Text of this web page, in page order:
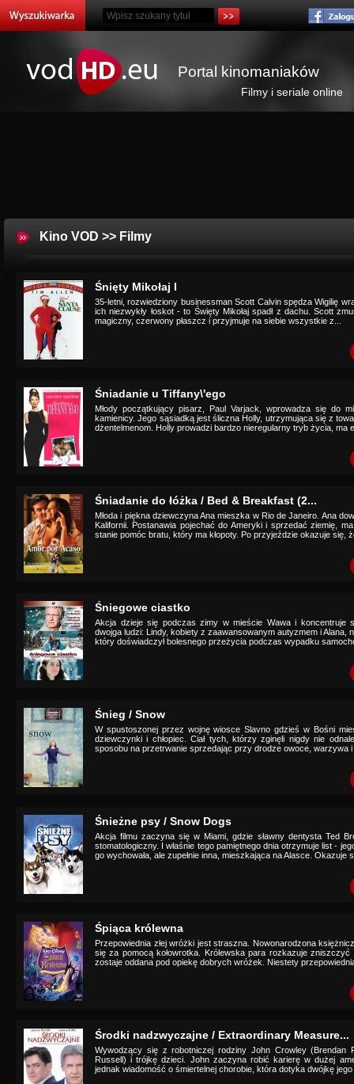
Portal kinomaniaków
Filmy i seriale online
Kino VOD >> Filmy
Śnięty Mikołaj I
35-letni, rozwiedziony businessman Scott Calvin spędza Wigilię
ich niezwykły łoskot - to Święty Mikołaj spadł z dachu. Scott
magiczny, czerwony płaszcz i przyjmuje na siebie wszystkie z...
Śniadanie u Tiffany\'ego
Młody początkujący pisarz, Paul Varjack, wprowadza się do
kamienicy. Jego sąsiadką jest śliczna Holly, utrzymująca się z
dżentelmenom. Holly prowadzi bardzo nieregularny tryb życia, ma
Śniadanie do łóżka / Bed & Breakfast (2...
Młoda i piękna dziewczyna Ana mieszka w Rio de Janeiro. Ana
Kalifornii. Postanawia pojechać do Ameryki i sprzedać ziemię,
stanie pomóc bratu, który ma kłopoty. Po przyjeździe okazuje się,
Śniegowe ciastko
Akcja dzieje się podczas zimy w mieście Wawa i koncentruje
dwojga ludzi: Lindy, kobiety z zaawansowanym autyzmem i Alana,
który doświadczył bolesnego przeżycia podczas wypadku
Śnieg / Snow
W spustoszonej przez wojnę wiosce Slavno gdzieś w Bośni
dziewczynki i chłopiec. Ciał tych, którzy zginęli nigdy nie
sposobu na przetrwanie sprzedając przy drodze owoce, warzywa i
Śnieżne psy / Snow Dogs
Akcja filmu zaczyna się w Miami, gdzie sławny dentysta Ted
stomatologiczny. I właśnie tego pamiętnego dnia otrzymuje list -
go wychowała, ale zupełnie inna, mieszkająca na Alasce. Okazuje
Śpiąca królewna
Przepowiednia złej wróżki jest straszna. Nowonarodzona
się za pomocą kołowrotka. Królewska para rozkazuje
zostaje oddana pod opiekę dobrych wróżek. Niestety
Środki nadzwyczajne / Extraordinary Measure...
Wywodzący się z robotniczej rodziny John Crowley (Brendan
Russell) i trójkę dzieci. John zaczyna robić karierę w dużej
jednak wiadomość o śmiertelnej chorobie, która dotyka dwójkę